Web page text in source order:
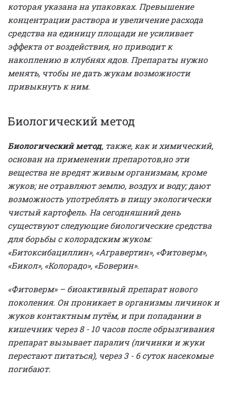
которая указана на упаковках. Превышение
концентрации раствора и увеличение расхода
средства на единицу площади не усиливает
эффекта от воздействия, но приводит к
накоплению в клубнях ядов. Препараты нужно
менять, чтобы не дать жукам возможности
привыкнуть к ним.
Биологический метод
Биологический метод, также, как и химический,
основан на применении препаротов,но эти
вещества не вредят живым организмам, кроме
жуков; не отравляют землю, воздух и воду; дают
возможность употреблять в пищу экологически
чистый картофель. На сегодняшний день
существуют следующие биологические средства
для борьбы с колорадским жуком:
«Битоксибациллин», «Агравертин», «Фитоверм»,
«Бикол», «Колорадо», «Боверин».
«Фитоверм» – биоактивный препарат нового
поколения. Он проникает в организмы личинок и
жуков контактным путём, и при попадании в
кишечник через 8 - 10 часов после обрызгивания
препарат вызывает паралич (личинки и жуки
перестают питаться), через 3 - 6 суток насекомые
погибают.